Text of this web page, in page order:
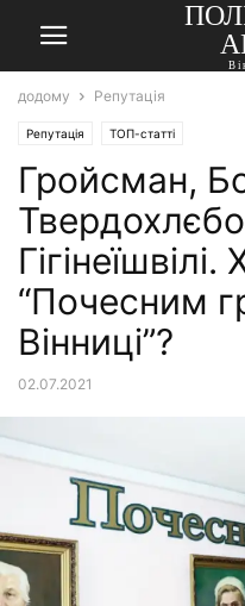
додому Репутація
Репутація ТОП-статті
Гройсман,
“Почесним
Вінниці”?
02.07.2021